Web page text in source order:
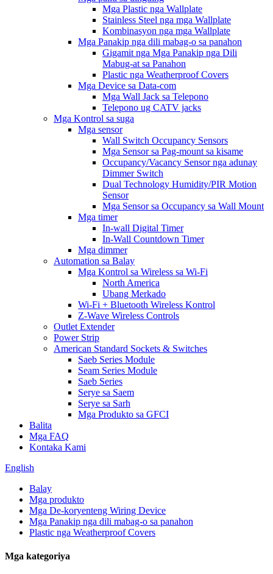
Mga Plastic nga Wallplate
Stainless Steel nga mga Wallplate
Kombinasyon nga mga Wallplate
Mga Panakip nga dili mabag-o sa panahon
Gigamit nga Mga Panakip nga Dili
Mabug-at sa Panahon
Plastic nga Weatherproof Covers
Mga Device sa Data-com
Mga Wall Jack sa Telepono
Telepono ug CATV jacks
Mga Kontrol sa suga
Mga sensor
Wall Switch Occupancy Sensors
Mga Sensor sa Pag-mount sa kisame
Occupancy/Vacancy Sensor nga adunay
Dimmer Switch
Dual Technology Humidity/PIR Motion
Sensor
Mga Sensor sa Occupancy sa Wall Mount
Mga timer
In-wall Digital Timer
In-Wall Countdown Timer
Mga dimmer
Automation sa Balay
Mga Kontrol sa Wireless sa Wi-Fi
North America
Ubang Merkado
Wi-Fi + Bluetooth Wireless Kontrol
Z-Wave Wireless Controls
Outlet Extender
Power Strip
American Standard Sockets & Switches
Saeb Series Module
Seam Series Module
Saeb Series
Serye sa Saem
Serye sa Sarh
Mga Produkto sa GFCI
Balita
Mga FAQ
Kontaka Kami
English
Balay
Mga produkto
Mga De-koryenteng Wiring Device
Mga Panakip nga dili mabag-o sa panahon
Plastic nga Weatherproof Covers
Mga kategoriya